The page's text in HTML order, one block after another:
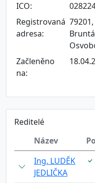
ICO:
Registrovaná
adresa:
Začleněno
na:
Reditelé
Název
Ing. LUDĚK
JEDLIČKA